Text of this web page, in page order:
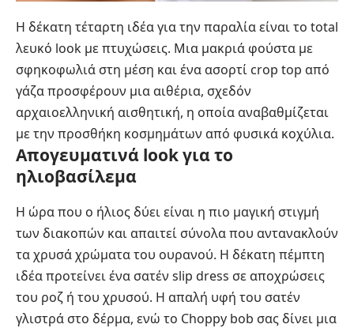
Η δέκατη τέταρτη ιδέα για την παραλία είναι το total
λευκό look με πτυχώσεις. Μια μακριά φούστα με
σφηκοφωλιά στη μέση και ένα ασορτί crop top από
γάζα προσφέρουν μια αιθέρια, σχεδόν
αρχαιοελληνική αισθητική, η οποία αναβαθμίζεται
με την προσθήκη κοσμημάτων από φυσικά κοχύλια.
Απογευματινά look για το
ηλιοβασίλεμα
Η ώρα που ο ήλιος δύει είναι η πιο μαγική στιγμή
των διακοπών και απαιτεί σύνολα που αντανακλούν
τα χρυσά χρώματα του ουρανού. Η δέκατη πέμπτη
ιδέα προτείνει ένα σατέν slip dress σε αποχρώσεις
του ροζ ή του χρυσού. Η απαλή υφή του σατέν
γλιστρά στο δέρμα, ενώ το Choppy bob σας δίνει μια